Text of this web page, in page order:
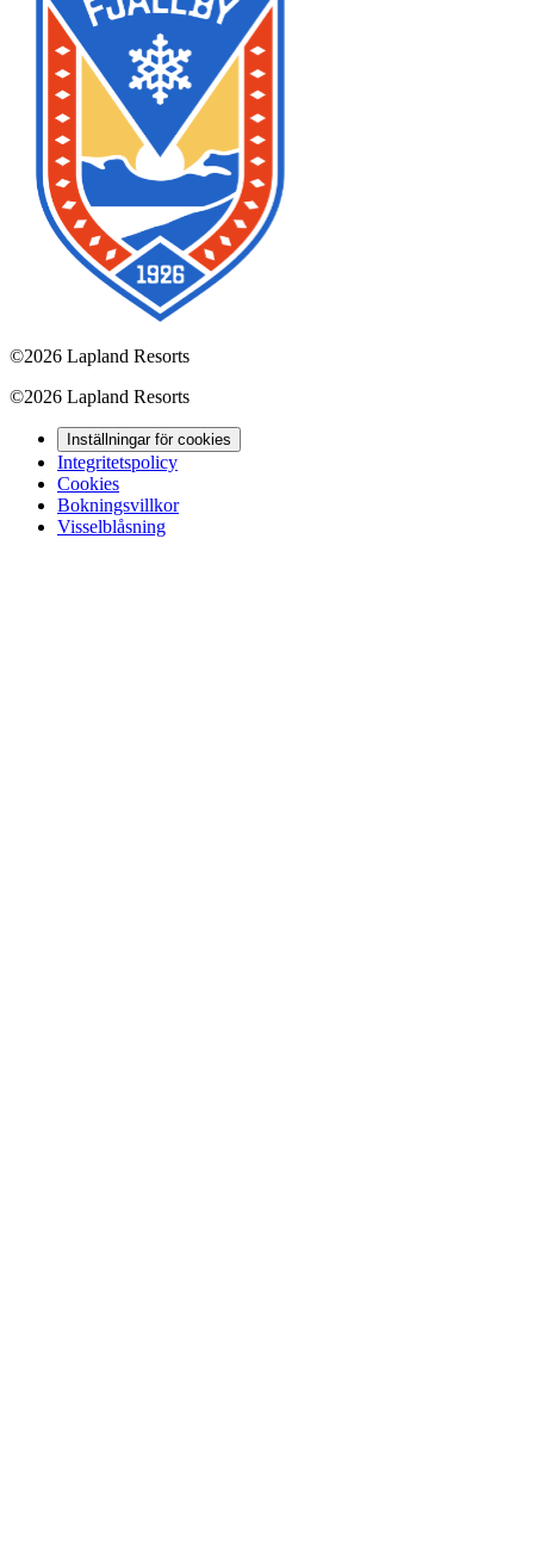
©2026 Lapland Resorts
©2026 Lapland Resorts
Inställningar för cookies
Integritetspolicy
Cookies
Bokningsvillkor
Visselblåsning